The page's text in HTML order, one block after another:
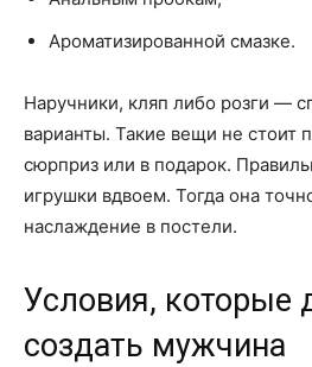
Ароматизированной смазке.
Наручники, кляп либо розги —
варианты. Такие вещи не стоит
сюрприз или в подарок.
игрушки вдвоем. Тогда она
наслаждение в постели.
Условия, которые
создать мужчина